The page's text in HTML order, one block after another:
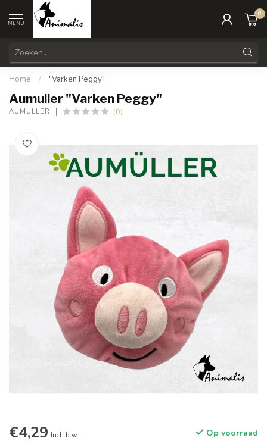
MENU
0
Home / "Varken Peggy"
Aumuller "Varken Peggy"
AUMULLER (0)
€4,29 Incl. btw Op voorraad